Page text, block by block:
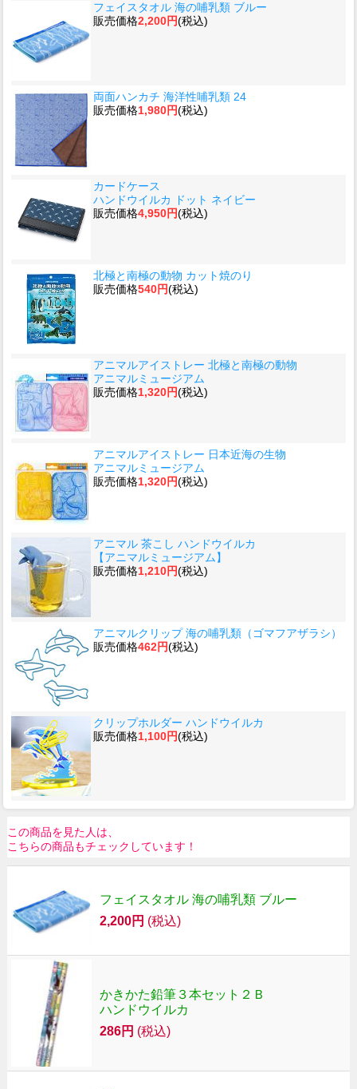
フェイスタオル 海の哺乳類 ブルー
販売価格2,200円(税込)
両面ハンカチ 海洋性哺乳類 24
販売価格1,980円(税込)
カードケース
ハンドウイルカ ドット ネイビー
販売価格4,950円(税込)
北極と南極の動物 カット焼のり
販売価格540円(税込)
アニマルアイストレー 北極と南極の動物
アニマルミュージアム
販売価格1,320円(税込)
アニマルアイストレー 日本近海の生物
アニマルミュージアム
販売価格1,320円(税込)
アニマル 茶こし ハンドウイルカ
【アニマルミュージアム】
販売価格1,210円(税込)
アニマルクリップ 海の哺乳類（ゴマフアザラシ）
販売価格462円(税込)
クリップホルダー ハンドウイルカ
販売価格1,100円(税込)
この商品を見た人は、
こちらの商品もチェックしています！
フェイスタオル 海の哺乳類 ブルー
2,200円 (税込)
かきかた鉛筆３本セット２Ｂ
ハンドウイルカ
286円 (税込)